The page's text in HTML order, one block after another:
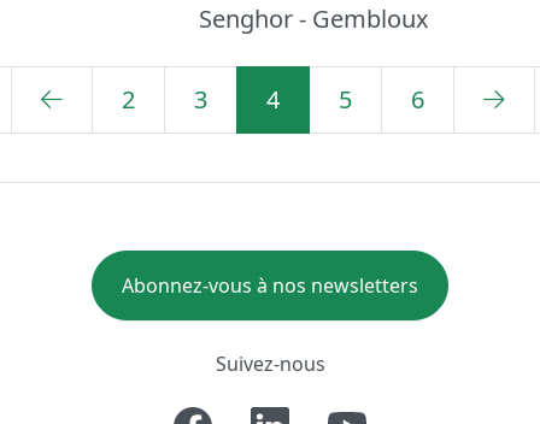
Senghor - Gembloux
2 3 4 5 6
Abonnez-vous à nos newsletters
Suivez-nous